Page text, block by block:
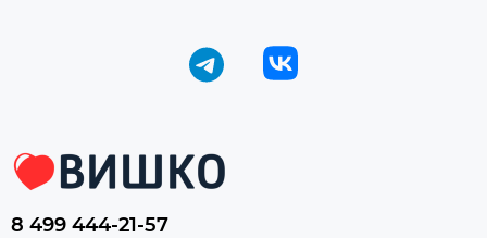
8 499 444-21-57